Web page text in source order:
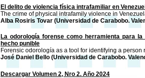
El delito de violencia física intrafamiliar en
The crime of physical intrafamily violence in
Alba Rosiris Tovar (Universidad de Carabobo.
La odorología forense como herramienta para
hecho punible
Forensic odorología as a tool for identifying a
José Daniel Bello (Universidad de Carabobo.
Descargar Volumen 2, Nro 2. Año 2024